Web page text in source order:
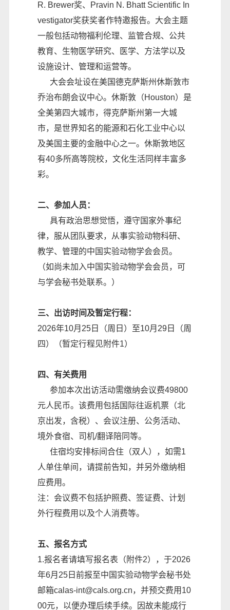
R. Brewer奖、Pravin N. Bhatt Scientific In
vestigator奖获奖者作特邀报告。大会主题
一般包括动物福利伦理、监管合规、公共
教育、生物医学研究、医学、方法学以及
设施设计、管理和运营等。
大会会址设在美国德克萨斯州休斯敦市
乔治布朗会议中心。休斯敦（Houston）是
全美第四大城市，得克萨斯州第一大城
市，是世界知名的能源和石化工业中心以
及美国主要的金融中心之一。休斯敦地区
有40多所高等院校，文化生活同样丰富多
彩。
二、参加人员：
具有政治思想觉悟，遵守国家外事纪
律，服从团队要求，从事实验动物科研、
教学、管理的中国实验动物学会会员。
（如尚未加入中国实验动物学会会员，可
与学会秘书处联系。）
三、出访时间及暂定行程：
2026年10月25日（周日）至10月29日（周
四）（暂定行程见附件1）
四、有关费用
参加本次出访活动需缴纳会议费49800
元人民币。该费用包括国际往返机票（北
京出发，含税）、会议注册、公务活动、
境外食宿、司机/翻译陪同等。
住宿均安排标间合住（双人），如需1
人单住单间，请提前告知，并另外缴纳相
应费用。
注：会议费不包括护照费、签证费、计划
外行程费用以及个人消费等。
五、报名方式
1.报名者请填写报名表（附件2），于2026
年6月25日前报至中国实验动物学会秘书处
邮箱calas-int@cals.org.cn，并预交费用10
00元，以便办理后续手续。因故未能成行